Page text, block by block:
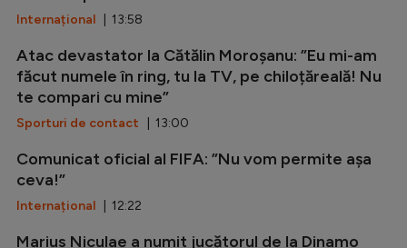
Internațional | 13:58
Atac devastator la Cătălin Moroșanu: ”Eu mi-am
făcut numele în ring, tu la TV, pe chiloțăreală! Nu
te compari cu mine”
Sporturi de contact | 13:00
Comunicat oficial al FIFA: ”Nu vom permite așa
ceva!”
Internațional | 12:22
Marius Niculae a numit jucătorul de la Dinamo